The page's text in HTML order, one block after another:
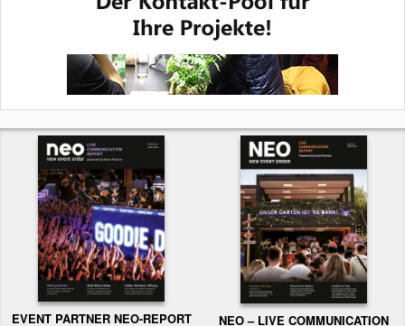
EVENT PARTNER NEO-REPORT
NEO – LIVE COMMUNICATION